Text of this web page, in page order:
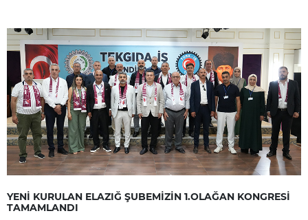
YENİ KURULAN ELAZIĞ ŞUBEMİZİN 1.OLAĞAN KONGRESİ
TAMAMLANDI